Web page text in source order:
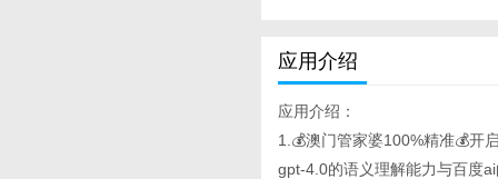
应用介绍
应用介绍：
1.💰澳门管家婆100%精准💰开
gpt-4.0的语义理解能力与百度